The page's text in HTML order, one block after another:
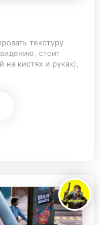
текстуру
стоит
кистях и руках),